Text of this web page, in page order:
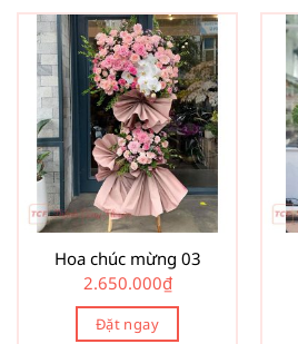
Hoa chúc mừng 03
2.650.000₫
Đặt ngay